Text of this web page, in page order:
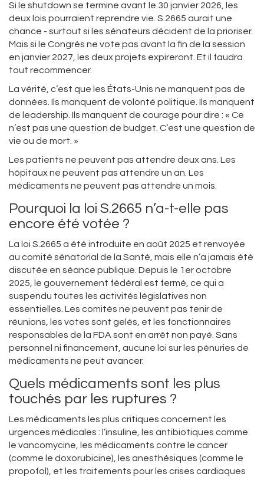
Si le shutdown se termine avant le 30 janvier 2026, les
deux lois pourraient reprendre vie. S.2665 aurait une
chance - surtout si les sénateurs décident de la prioriser.
Mais si le Congrès ne vote pas avant la fin de la session
en janvier 2027, les deux projets expireront. Et il faudra
tout recommencer.
La vérité, c’est que les États-Unis ne manquent pas de
données. Ils manquent de volonté politique. Ils manquent
de leadership. Ils manquent de courage pour dire : « Ce
n’est pas une question de budget. C’est une question de
vie ou de mort. »
Les patients ne peuvent pas attendre deux ans. Les
hôpitaux ne peuvent pas attendre un an. Les
médicaments ne peuvent pas attendre un mois.
Pourquoi la loi S.2665 n’a-t-elle pas
encore été votée ?
La loi S.2665 a été introduite en août 2025 et renvoyée
au comité sénatorial de la Santé, mais elle n’a jamais été
discutée en séance publique. Depuis le 1er octobre
2025, le gouvernement fédéral est fermé, ce qui a
suspendu toutes les activités législatives non
essentielles. Les comités ne peuvent pas tenir de
réunions, les votes sont gelés, et les fonctionnaires
responsables de la FDA sont en arrêt non payé. Sans
personnel ni financement, aucune loi sur les pénuries de
médicaments ne peut avancer.
Quels médicaments sont les plus
touchés par les ruptures ?
Les médicaments les plus critiques concernent les
urgences médicales : l’insuline, les antibiotiques comme
le vancomycine, les médicaments contre le cancer
(comme le doxorubicine), les anesthésiques (comme le
propofol), et les traitements pour les crises cardiaques